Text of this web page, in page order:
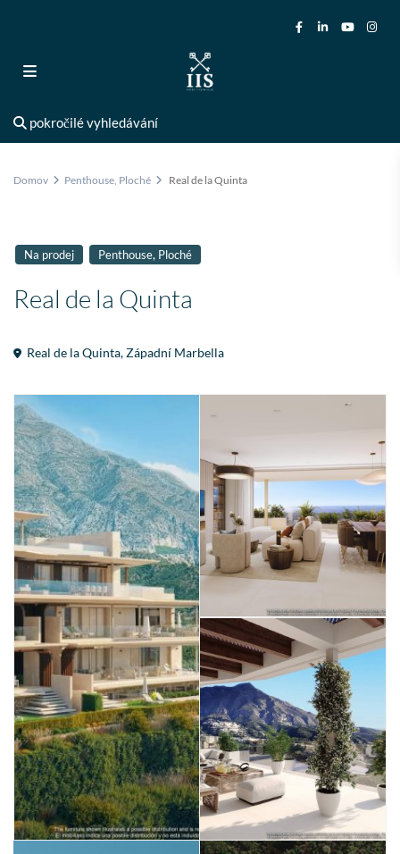
pokročilé vyhledávání
Domov Penthouse, Ploché Real de la Quinta
Na prodej Penthouse, Ploché
Real de la Quinta
Real de la Quinta,Západní Marbella